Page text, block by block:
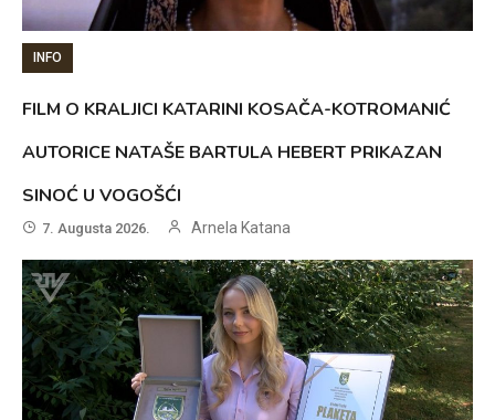
INFO
FILM O KRALJICI KATARINI KOSAČA-KOTROMANIĆ
AUTORICE NATAŠE BARTULA HEBERT PRIKAZAN
SINOĆ U VOGOŠĆI
7. Augusta 2026. Arnela Katana